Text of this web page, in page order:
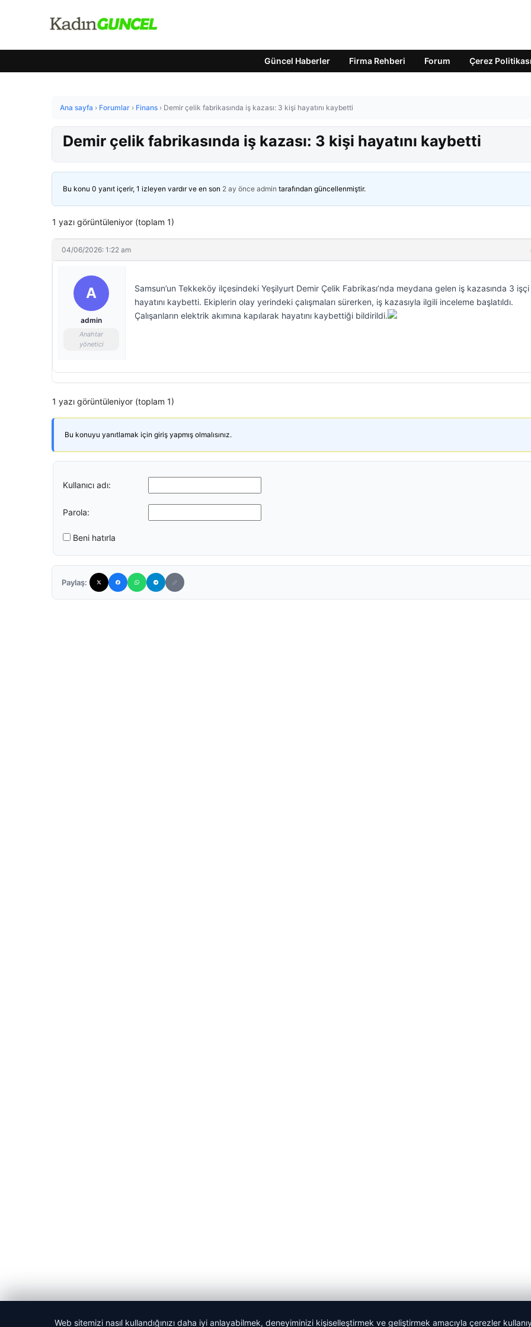
Güncel Haberler Firma Rehberi Forum Çerez Politikası
Ana sayfa › Forumlar › Finans › Demir çelik fabrikasında iş kazası: 3 kişi hayatını kaybetti
Demir çelik fabrikasında iş kazası: 3 kişi hayatını kaybetti
Bu konu 0 yanıt içerir, 1 izleyen vardır ve en son 2 ay önce admin tarafından güncellenmiştir.
1 yazı görüntüleniyor (toplam 1)
04/06/2026: 1:22 am
A
admin
Anahtar
yönetici
Samsun’un Tekkeköy ilçesindeki Yeşilyurt Demir Çelik Fabrikası’nda meydana gelen iş kazasında 3 işçi
hayatını kaybetti. Ekiplerin olay yerindeki çalışmaları sürerken, iş kazasıyla ilgili inceleme başlatıldı.
Çalışanların elektrik akımına kapılarak hayatını kaybettiği bildirildi.
1 yazı görüntüleniyor (toplam 1)
Bu konuyu yanıtlamak için giriş yapmış olmalısınız.
Kullanıcı adı:
Parola:
Beni hatırla
Paylaş:
Web sitemizi nasıl kullandığınızı daha iyi anlayabilmek, deneyiminizi kişiselleştirmek ve geliştirmek amacıyla çerezler